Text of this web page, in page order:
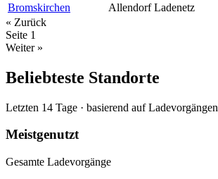
Bromskirchen
Allendorf Ladenetz
« Zurück
Seite 1
Weiter »
Beliebteste Standorte
Letzten 14 Tage · basierend auf Ladevorgängen
Meistgenutzt
Gesamte Ladevorgänge